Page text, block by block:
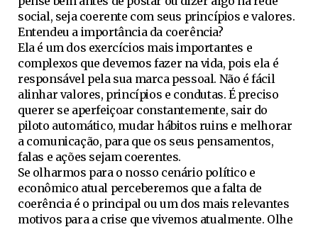
social, seja coerente com seus princípios e valores.
Entendeu a importância da coerência?
Ela é um dos exercícios mais importantes e
complexos que devemos fazer na vida, pois ela é
responsável pela sua marca pessoal. Não é fácil
alinhar valores, princípios e condutas. É preciso
querer se aperfeiçoar constantemente, sair do
piloto automático, mudar hábitos ruins e melhorar
a comunicação, para que os seus pensamentos,
falas e ações sejam coerentes.
Se olharmos para o nosso cenário político e
econômico atual perceberemos que a falta de
coerência é o principal ou um dos mais relevantes
motivos para a crise que vivemos atualmente. Olhe